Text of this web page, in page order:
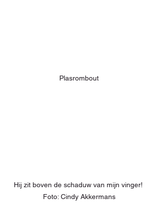
Plasrombout
Hij zit boven de schaduw van mijn vinger!
Foto: Cindy Akkermans